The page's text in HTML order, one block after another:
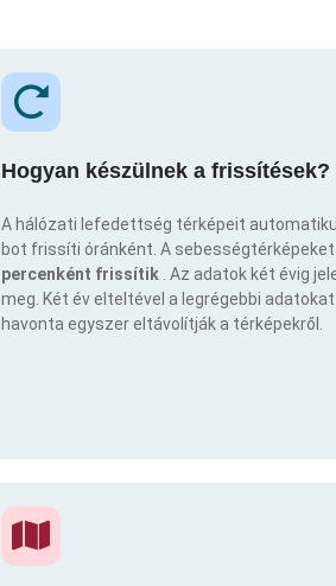
Hogyan készülnek a frissítések?
A hálózati lefedettség térképeit
bot frissíti óránként. A sebességtérképeket
percenként frissítik . Az adatok két évig
meg. Két év elteltével a legrégebbi adatokat
havonta egyszer eltávolítják a térképekről.